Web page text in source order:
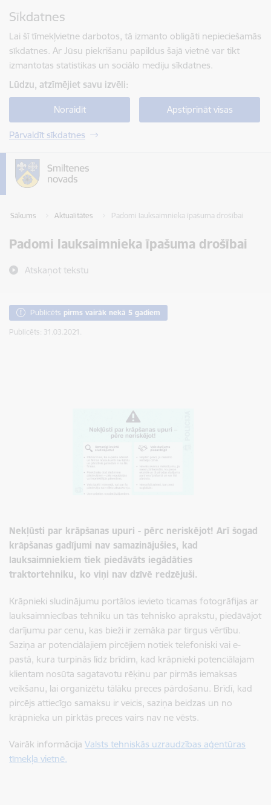
Sīkdatnes
Lai šī tīmekļvietne darbotos, tā izmanto obligāti nepieciešamās
sīkdatnes. Ar Jūsu piekrišanu papildus šajā vietnē var tikt
izmantotas statistikas un sociālo mediju sīkdatnes.
Lūdzu, atzīmējiet savu izvēli:
Noraidīt Apstiprināt visas
Pārvaldīt sīkdatnes
Sākums Aktualitātes Padomi lauksaimnieka īpašuma drošībai
Padomi lauksaimnieka īpašuma drošībai
Atskaņot tekstu
Publicēts pirms vairāk nekā 5 gadiem
Publicēts: 31.03.2021.
Nekļūsti par krāpšanas upuri - pērc neriskējot! Arī šogad
krāpšanas gadījumi nav samazinājušies, kad
lauksaimniekiem tiek piedāvāts iegādāties
traktortehniku, ko viņi nav dzīvē redzējuši.
Krāpnieki sludinājumu portālos ievieto ticamas fotogrāfijas ar
lauksaimniecības tehniku un tās tehnisko aprakstu, piedāvājot
darījumu par cenu, kas bieži ir zemāka par tirgus vērtību.
Saziņa ar potenciālajiem pircējiem notiek telefoniski vai e-
pastā, kura turpinās līdz brīdim, kad krāpnieki potenciālajam
klientam nosūta sagatavotu rēķinu par pirmās iemaksas
veikšanu, lai organizētu tālāku preces pārdošanu. Brīdī, kad
pircējs attiecīgo samaksu ir veicis, saziņa beidzas un no
krāpnieka un pirktās preces vairs nav ne vēsts.
Vairāk informācija Valsts tehniskās uzraudzības aģentūras
tīmekļa vietnē.